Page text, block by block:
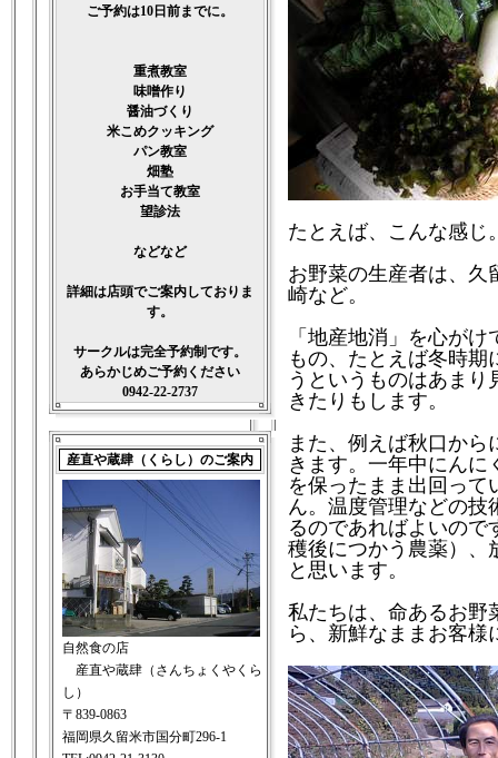
ご予約は10日前までに。
重煮教室
味噌作り
醤油づくり
米こめクッキング
パン教室
畑塾
お手当て教室
望診法
などなど
詳細は店頭でご案内しておりま
す。
サークルは完全予約制です。
あらかじめご予約ください
0942-22-2737
産直や蔵肆（くらし）のご案内
自然食の店
産直や蔵肆（さんちょくやくら
し）
〒839-0863
福岡県久留米市国分町296-1
たとえば、こんな感じ
お野菜の生産者は、久
崎など。
「地産地消」を心が
もの、たとえば冬時
うというものはあま
きたりもします。
また、例えば秋口か
きます。一年中にんに
を保ったまま出回って
ん。温度管理などの技
るのであればよいので
穫後につかう農薬）、
と思います。
私たちは、命あるお野
ら、新鮮なままお客